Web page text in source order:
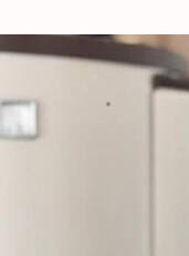
'छावा' में
लेखन
आने वाले दिनों में
यह फिल्म इसलिए